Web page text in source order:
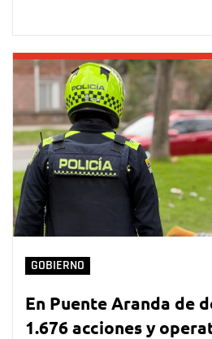
GOBIERNO
En Puente Aranda de
1.676 acciones y